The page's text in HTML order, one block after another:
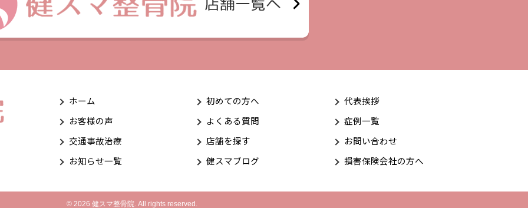
ホーム 初めての方へ
代表挨拶
お客様の声
よくある質問
症例一覧
交通事故治療
店舗を探す
お問い合わせ
お知らせ一覧
健スマブログ 損害保険会社の方へ
© 2026 健スマ整骨院. All rights reserved.